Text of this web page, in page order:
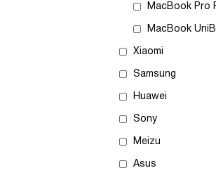
MacBook Pro
MacBook
Xiaomi
Samsung
Huawei
Sony
Meizu
Asus